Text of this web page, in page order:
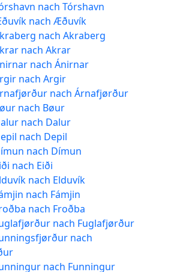
nach Tórshavn
nach Æðuvík
nach Akraberg
nach Akrar
nach Ánirnar
nach Argir
nach Árnafjørður
nach Bøur
nach Dalur
nach Depil
nach Dímun
nach Eiði
nach Elduvík
nach Fámjin
nach Froðba
nach Fuglafjørður
nach
nach Funningur